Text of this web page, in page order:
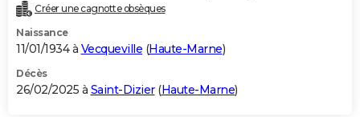
Créer une cagnotte obsèques
Naissance
11/01/1934 à Vecqueville (Haute-Marne)
Décès
26/02/2025 à Saint-Dizier(Haute-Marne)